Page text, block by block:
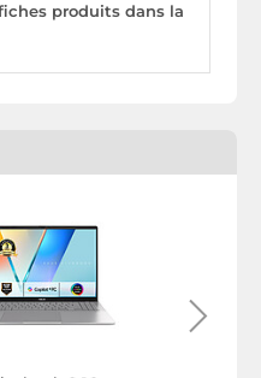
produits dans la